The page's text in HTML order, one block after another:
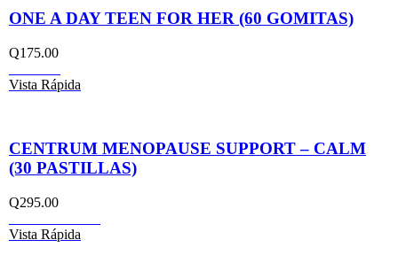
ONE A DAY TEEN FOR HER (60 GOMITAS)
Q175.00
Vista Rápida
CENTRUM MENOPAUSE SUPPORT – CALM
(30 PASTILLAS)
Q295.00
Vista Rápida